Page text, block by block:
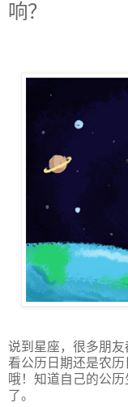
响？
说到星座，很多朋
看公历日期还是农
哦！知道自己的公
了。